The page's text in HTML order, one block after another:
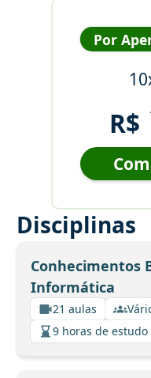
Por
R$
Disciplinas
Conhecimentos
Informática
21 aulas
9 horas de estudo